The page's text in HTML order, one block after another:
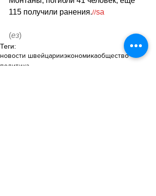
115 получили ранения.//sa
(ез)
Теги:
новости швейцарииэкономикаобщество
политика